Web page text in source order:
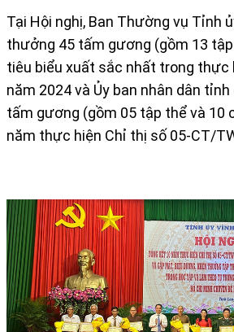
Tại Hội nghị, Ban Thường vụ Tỉnh
thưởng 45 tấm gương (gồm 13
tiêu biểu xuất sắc nhất trong thực
năm 2024 và Ủy ban nhân dân
tấm gương (gồm 05 tập thể và 10
năm thực hiện Chỉ thị số 05-CT/